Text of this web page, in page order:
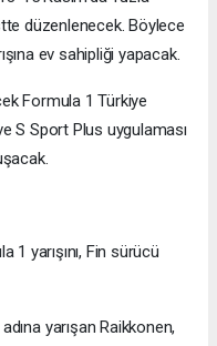
düzenlenecek. Böylece
ev sahipliği yapacak.
Formula 1 Türkiye
S Sport Plus uygulaması
yarışını, Fin sürücü
yarışan Raikkonen,